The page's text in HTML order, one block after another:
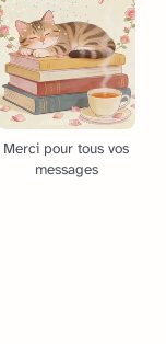
Merci pour tous vos
messages